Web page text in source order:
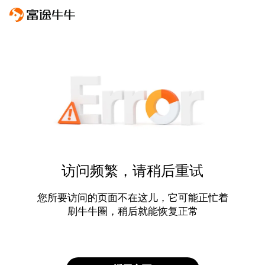
访问频繁，请稍后重试
您所要访问的页面不在这儿，它可能正忙着
刷牛牛圈，稍后就能恢复正常